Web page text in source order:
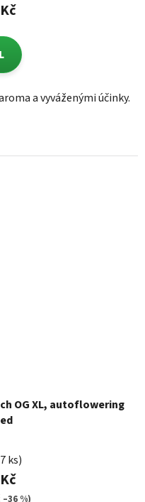
a vyváženými účinky.
OG XL, autoflowering
ks)
–36 %)